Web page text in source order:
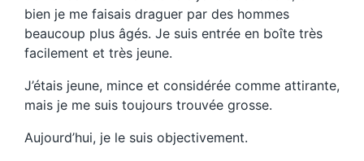
bien je me faisais draguer par des hommes
beaucoup plus âgés. Je suis entrée en boîte très
facilement et très jeune.
J’étais jeune, mince et considérée comme attirante,
mais je me suis toujours trouvée grosse.
Aujourd’hui, je le suis objectivement.